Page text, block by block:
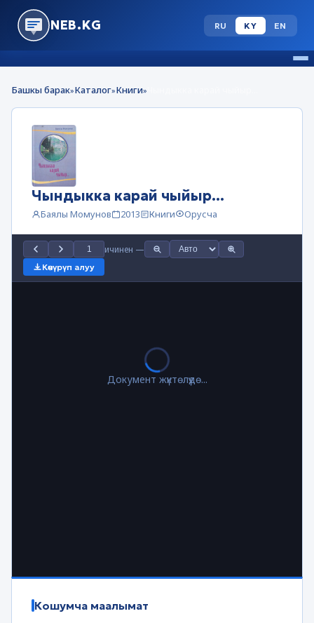
NEB.KG RU KY EN
Башкы барак»Каталог»Книги»
Чындыкка карай чыйыр...
Баялы Момунов 2013 Книги Орусча
ичинен —
Көчүрүп алуу
Документ жүктөлүүдө...
Кошумча маалымат